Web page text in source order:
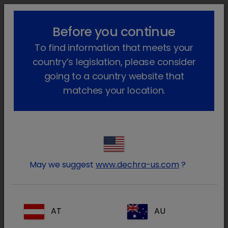
!-- Google Tag Manager -->
lock_outline search menu
Home Prodotti
Animali da reddito
Farmaci su prescrizione
Suino
Faramaci Autorizzati
Entra nell’area riservata ai
Medici Veterinari e farmacisti
Before you continue
To find information that meets your
country’s legislation, please consider
going to a country website that
matches your location.
May we suggest www.dechra-us.com ?
AT AU